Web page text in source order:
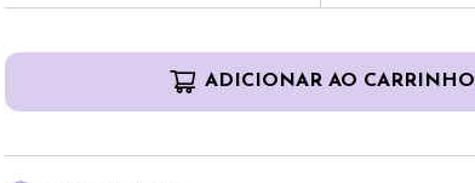
ADICIONAR AO CARRINHO